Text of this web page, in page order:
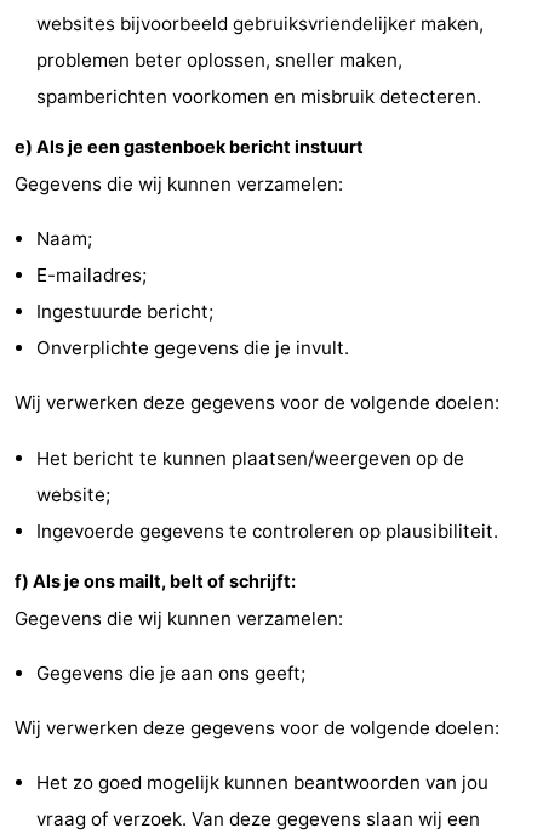
websites bijvoorbeeld gebruiksvriendelijker maken,
problemen beter oplossen, sneller maken,
spamberichten voorkomen en misbruik detecteren.
e) Als je een gastenboek bericht instuurt
Gegevens die wij kunnen verzamelen:
Naam;
E-mailadres;
Ingestuurde bericht;
Onverplichte gegevens die je invult.
Wij verwerken deze gegevens voor de volgende doelen:
Het bericht te kunnen plaatsen/weergeven op de
website;
Ingevoerde gegevens te controleren op plausibiliteit.
f) Als je ons mailt, belt of schrijft:
Gegevens die wij kunnen verzamelen:
Gegevens die je aan ons geeft;
Wij verwerken deze gegevens voor de volgende doelen:
Het zo goed mogelijk kunnen beantwoorden van jou
vraag of verzoek. Van deze gegevens slaan wij een